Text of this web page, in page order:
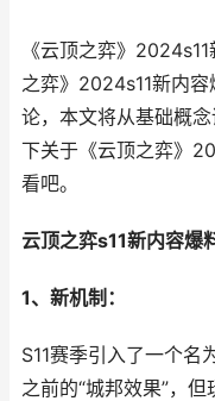
《云顶之弈》
之弈》2024s11新内
论，本文将从基础概
下关于《云顶之弈》
看吧。
云顶之弈s11新内容爆
1、新机制：
S11赛季引入了一个名
之前的“城邦效果”，